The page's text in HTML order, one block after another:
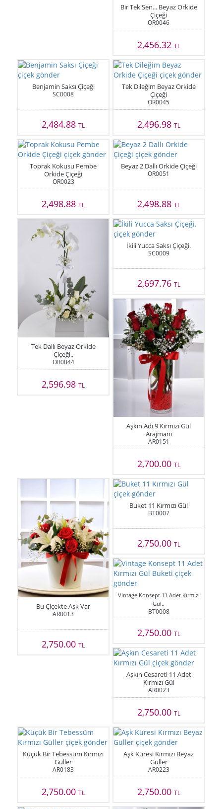
Bir Tek Sen... Beyaz Orkide
Çiçeği
OR0046
2,456.32 TL
Benjamin Saksı Çiçeği
SC0008
2,484.88TL
Tek Dileğim Beyaz Orkide
Çiçeği
OR0045
2,496.98 TL
Toprak Kokusu Pembe
Orkide Çiçeği
OR0023
2,498.88TL
Beyaz 2 Dallı Orkide Çiçeği
OR0051
2,498.88 TL
Tek Dallı Beyaz Orkide
Çiçeği..
OR0044
2,596.98TL
İkili Yucca Saksı Çiçeği.
SC0009
2,697.76 TL
Aşkın Adı 9 Kırmızı Gül
Arajmanı
AR0151
2,700.00 TL
Bu Çiçekte Aşk Var
AR0013
2,750.00TL
Buket 11 Kırmızı Gül
BT0007
2,750.00 TL
Vintage Konsept 11 Adet Kırmızı
Gül..
BT0008
2,750.00 TL
Aşkın Cesareti 11 Adet
Kırmızı Gül
AR0023
2,750.00 TL
Küçük Bir Tebessüm Kırmızı
Güller
AR0183
2,750.00TL
Aşk Küresi Kırmızı Beyaz
Güller
AR0223
2,750.00 TL